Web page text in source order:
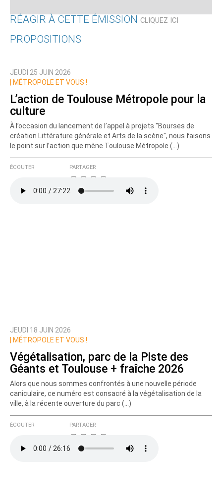
RÉAGIR À CETTE ÉMISSION CLIQUEZ ICI
Nom
Ajoutez votre commentaire ici
Texte de votre message
Prévenez-moi de tous les nouveaux commentaires
PROPOSITIONS
JEUDI 25 JUIN 2026
MÉTROPOLE ET VOUS !
L’action de Toulouse Métropole pour la
culture
À l’occasion du lancement de l’appel à projets "Bourses de
création Littérature générale et Arts de la scène", nous faisons
le point sur l’action que mène Toulouse Métropole (…)
ÉCOUTER PARTAGER
JEUDI 18 JUIN 2026
MÉTROPOLE ET VOUS !
Végétalisation, parc de la Piste des
Géants et Toulouse + fraîche 2026
Alors que nous sommes confrontés à une nouvelle période
caniculaire, ce numéro est consacré à la végétalisation de la
ville, à la récente ouverture du parc (…)
ÉCOUTER PARTAGER